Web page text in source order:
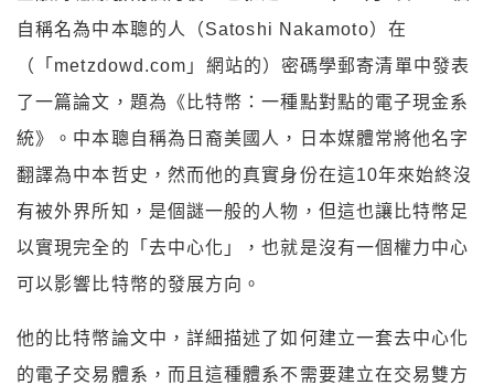
自稱名為中本聰的人（Satoshi Nakamoto）在
（「 metzdowd.com 」網站的） 密碼學郵寄清單中發表
了一篇論文，題為《比特幣：一種點對點的電子現金系
統》。中本聰自稱為日裔美國人，日本媒體常將他名字
翻譯為中本哲史 ，然而他的真實身份在這10年來始終沒
有被外界所知，是個謎一般的人物，但這也讓比特幣足
以實現完全的「去中心化」，也就是沒有一個權力中心
可以影響比特幣的發展方向。
他的比特幣論文中，詳細描述了如何建立一套去中心化
的電子交易體系，而且這種體系不需要建立在交易雙方